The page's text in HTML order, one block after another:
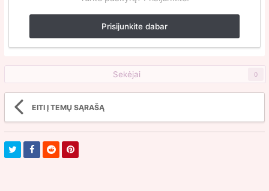
Prisijunkite dabar
Sekėjai 0
EITI Į TEMŲ SĄRAŠĄ